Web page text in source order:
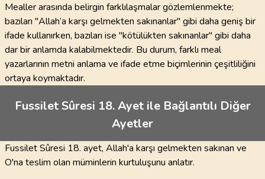
Mealler arasında belirgin farklılaşmalar gözlemlenmekte;
bazıları "Allah’a karşı gelmekten sakınanlar" gibi daha geniş bir
ifade kullanırken, bazıları ise "kötülükten sakınanlar" gibi daha
dar bir anlamda kalabilmektedir. Bu durum, farklı meal
yazarlarının metni anlama ve ifade etme biçimlerinin çeşitliliğini
ortaya koymaktadır.
Fussilet Sûresi 18. Ayet ile Bağlantılı Diğer
Ayetler
Fussilet Sûresi 18. ayet, Allah'a karşı gelmekten sakınan ve
O'na teslim olan müminlerin kurtuluşunu anlatır.